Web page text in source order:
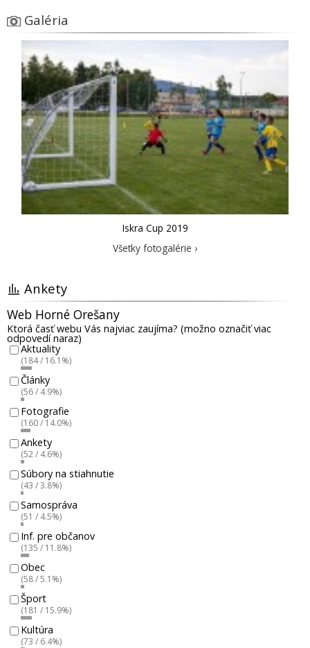
Galéria
Iskra Cup 2019
Všetky fotogalérie ›
Ankety
Web Horné Orešany
Ktorá časť webu Vás najviac zaujíma? (možno označiť viac
odpovedí naraz)
Aktuality
(184 / 16.1%)
Články
(56 / 4.9%)
Fotografie
(160 / 14.0%)
Ankety
(52 / 4.6%)
Súbory na stiahnutie
(43 / 3.8%)
Samospráva
(51 / 4.5%)
Inf. pre občanov
(135 / 11.8%)
Obec
(58 / 5.1%)
Šport
(181 / 15.9%)
Kultúra
(73 / 6.4%)